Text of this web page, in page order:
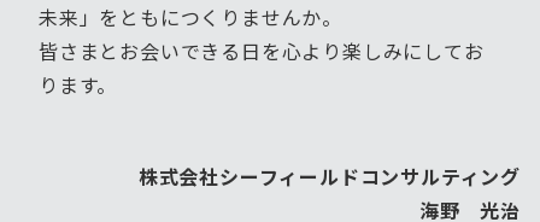
未来」をともにつくりませんか。
皆さまとお会いできる日を心より楽しみにしてお
ります。
株式会社シーフィールドコンサルティング
海野 光治